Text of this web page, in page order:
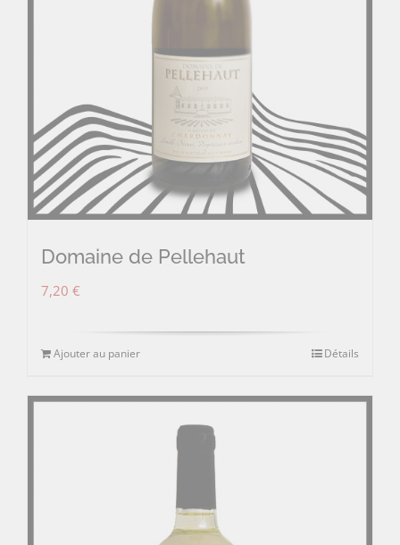
Domaine de Pellehaut
7,20 €
Ajouter au panier Détails